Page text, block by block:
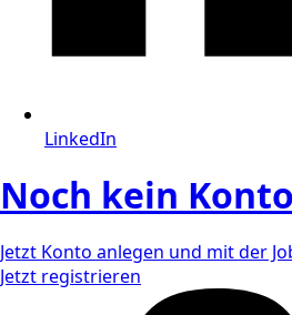
LinkedIn
Noch kein
Jetzt Konto anlegen und mit der
Jetzt registrieren